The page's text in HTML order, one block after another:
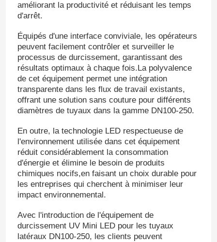
améliorant la productivité et réduisant les temps
d'arrêt.
Équipés d'une interface conviviale, les opérateurs
peuvent facilement contrôler et surveiller le
processus de durcissement, garantissant des
résultats optimaux à chaque fois.La polyvalence
de cet équipement permet une intégration
transparente dans les flux de travail existants,
offrant une solution sans couture pour différents
diamètres de tuyaux dans la gamme DN100-250.
En outre, la technologie LED respectueuse de
l'environnement utilisée dans cet équipement
réduit considérablement la consommation
d'énergie et élimine le besoin de produits
chimiques nocifs,en faisant un choix durable pour
les entreprises qui cherchent à minimiser leur
impact environnemental.
Avec l'introduction de l'équipement de
durcissement UV Mini LED pour les tuyaux
latéraux DN100-250, les clients peuvent